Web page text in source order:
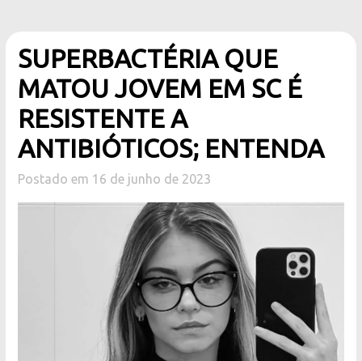
SUPERBACTÉRIA QUE
MATOU JOVEM EM SC É
RESISTENTE A
ANTIBIÓTICOS; ENTENDA
Postado em 16 de junho de 2023